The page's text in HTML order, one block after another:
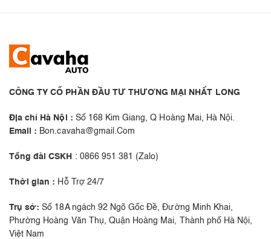
CÔNG TY CỔ PHẦN ĐẦU TƯ THƯƠNG MẠI NHẤT LONG
Địa chỉ Hà Nội : Số 168 Kim Giang, Q Hoàng Mai, Hà Nội.
Email : Bon.cavaha@gmail.Com
Tổng đài CSKH : 0866 951 381 (Zalo)
Thời gian : Hỗ Trợ 24/7
Trụ sở: Số 18A ngách 92 Ngõ Gốc Đề, Đường Minh Khai,
Phường Hoàng Văn Thụ, Quận Hoàng Mai, Thành phố Hà Nội,
Việt Nam